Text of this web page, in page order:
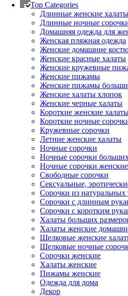
Top Categories
Длинные женские халаты
Длинные ночные
Домашняя одежда для
Женская пляжная одежда
Женские домашние
Женские красные халаты
Женские кружевные
Женские пижамы
Женские пижамы
Женские халаты хлопок
Женские черные халаты
Короткие женские
Короткие ночные
Кружевные сорочки
Летние женские халаты
Ночные сорочки
Ночные сорочки
Ночные сорочки женские
Свободные сорочки
Сексуальные,
Сорочки из натуральных
Сорочки с длинным
Сорочки с коротким
Халаты больших
Халаты женские
Шелковые женские
Шелковые ночные
Сорочки женские
Халаты женские
Пижамы женские
Одежда для дома
Декор